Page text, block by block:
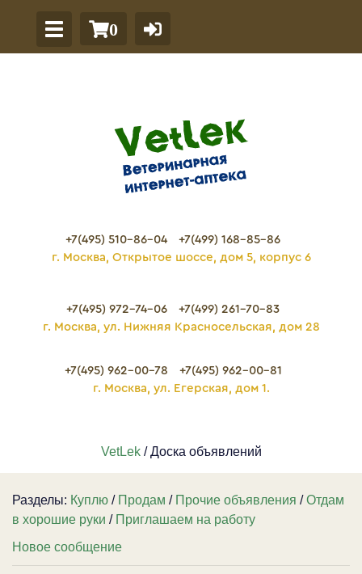
0
+7(495) 510-86-04
+7(499) 168-85-86
г. Москва, Открытое шоссе, дом 5, корпус 6
+7(495) 972-74-06
+7(499) 261-70-83
г. Москва, ул. Нижняя Красносельская, дом 28
+7(495) 962-00-78
+7(495) 962-00-81
г. Москва, ул. Егерская, дом 1.
VetLek/ Доска объявлений
Разделы: Куплю / Продам / Прочие объявления /Отдам
в хорошие руки / Приглашаем на работу
Новое сообщение